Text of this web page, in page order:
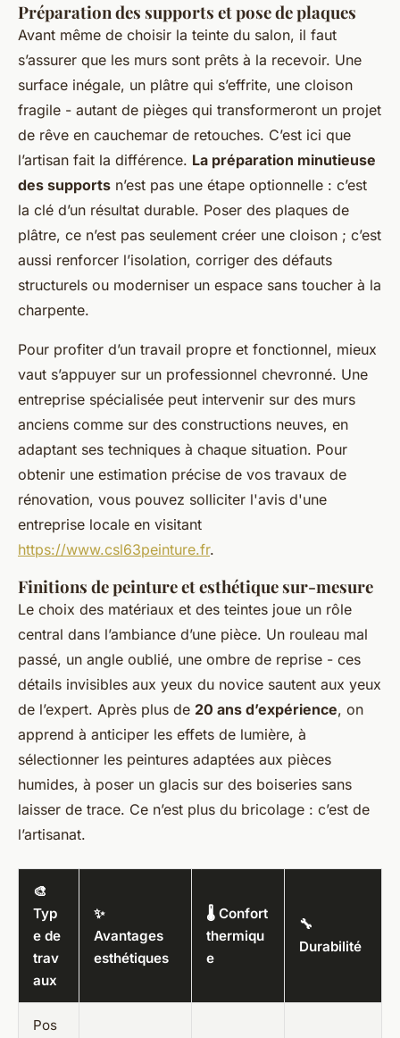
Préparation des supports et pose de plaques
Avant même de choisir la teinte du salon, il faut
s’assurer que les murs sont prêts à la recevoir. Une
surface inégale, un plâtre qui s’effrite, une cloison
fragile - autant de pièges qui transformeront un projet
de rêve en cauchemar de retouches. C’est ici que
l’artisan fait la différence. La préparation minutieuse
des supports n’est pas une étape optionnelle : c’est
la clé d’un résultat durable. Poser des plaques de
plâtre, ce n’est pas seulement créer une cloison ; c’est
aussi renforcer l’isolation, corriger des défauts
structurels ou moderniser un espace sans toucher à la
charpente.
Pour profiter d’un travail propre et fonctionnel, mieux
vaut s’appuyer sur un professionnel chevronné. Une
entreprise spécialisée peut intervenir sur des murs
anciens comme sur des constructions neuves, en
adaptant ses techniques à chaque situation. Pour
obtenir une estimation précise de vos travaux de
rénovation, vous pouvez solliciter l'avis d'une
entreprise locale en visitant
https://www.csl63peinture.fr.
Finitions de peinture et esthétique sur-mesure
Le choix des matériaux et des teintes joue un rôle
central dans l’ambiance d’une pièce. Un rouleau mal
passé, un angle oublié, une ombre de reprise - ces
détails invisibles aux yeux du novice sautent aux yeux
de l’expert. Après plus de 20 ans d’expérience, on
apprend à anticiper les effets de lumière, à
sélectionner les peintures adaptées aux pièces
humides, à poser un glacis sur des boiseries sans
laisser de trace. Ce n’est plus du bricolage : c’est de
l’artisanat.
🎨
Typ
e de
trav
aux
✨
Avantages
esthétiques
🌡️ Confort
thermiqu
e
🔧
Durabilité
Pos